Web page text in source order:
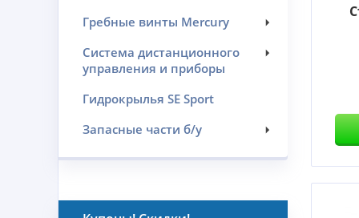
Гребные винты Mercury
Система дистанционного
управления и приборы
Гидрокрылья SE Sport
Запасные части б/у